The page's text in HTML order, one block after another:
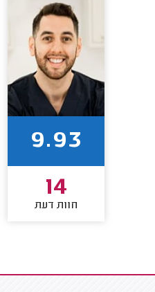
9.93
14
חוות דעת